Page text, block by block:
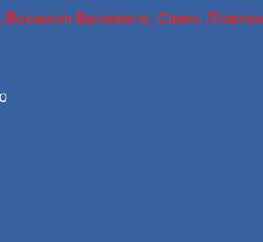
Василия Великого, Свмч.